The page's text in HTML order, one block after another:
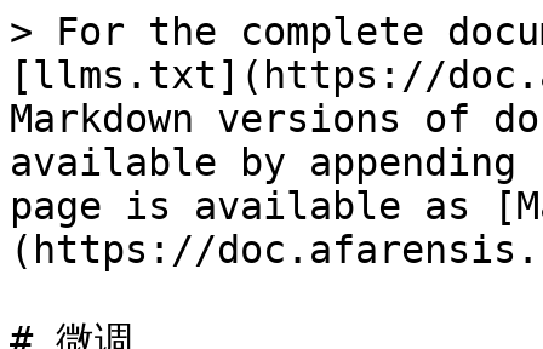
> For the complete
[llms.txt](https://
Markdown versions of
available by
page is available as
(https://